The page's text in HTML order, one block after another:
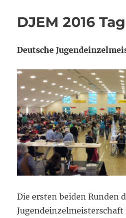
DJEM 2016 Tag
Deutsche
Die ersten beiden Runden